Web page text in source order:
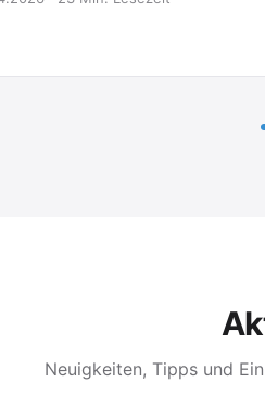
Neuigkeiten, Tipps und